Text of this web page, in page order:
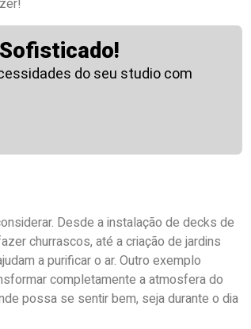
do seu studio com
Desde a instalação de decks de
churrascos, até a criação de jardins
a purificar o ar. Outro exemplo
completamente a atmosfera do
possa se sentir bem, seja durante o dia